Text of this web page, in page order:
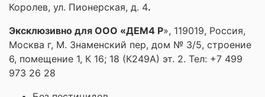
Королев, ул. Пионерская, д. 4.
Эксклюзивно для ООО «ДЕМ4 Р», 119019, Россия,
Москва г, М. Знаменский пер, дом № 3/5, строение
6, помещение 1, К 16; 18 (К249А) эт. 2. Тел: +7 499
973 26 28